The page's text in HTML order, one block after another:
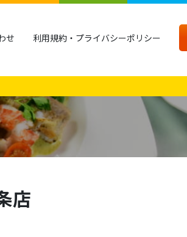
せ 利用規約・プライバシーポリシー
店